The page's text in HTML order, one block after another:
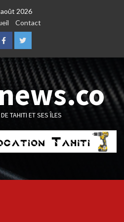
2026
Contact
FacebookTwitter
TAHITI ET SES ÎLES